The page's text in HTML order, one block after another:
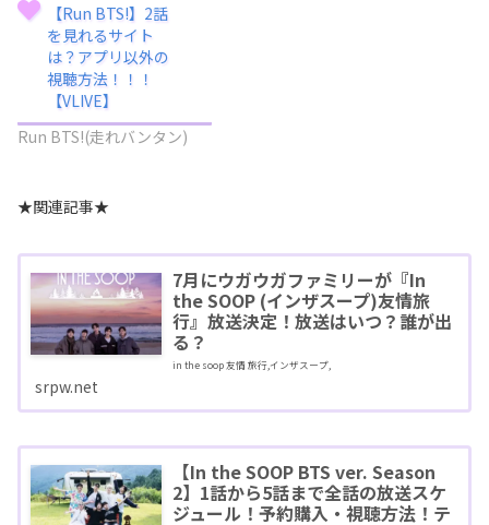
【Run BTS!】2話
を見れるサイト
は？アプリ以外の
視聴方法！！！
【VLIVE】
Run BTS!(走れバンタン)
★関連記事★
7月にウガウガファミリーが『In
the SOOP (インザスープ)友情旅
行』放送決定！放送はいつ？誰が出
る？
in the soop 友情 旅行,インザスープ,
srpw.net
【In the SOOP BTS ver. Season
2】1話から5話まで全話の放送スケ
ジュール！予約購入・視聴方法！テ